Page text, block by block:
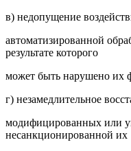
в) недопущение
автоматизированной
результате которого
может быть нарушено их
г) незамедлительное
модифицированных или
несанкционированной их